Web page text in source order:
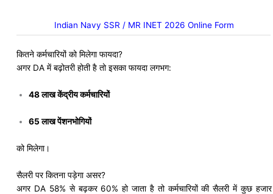
Indian Navy SSR / MR INET 2026 Online Form
कितने कर्मचारियों को मिलेगा फायदा?
अगर DA में बढ़ोतरी होती है तो इसका फायदा लगभग:
48 लाख केंद्रीय कर्मचारियों
65 लाख पेंशनभोगियों
को मिलेगा।
सैलरी पर कितना पड़ेगा असर?
अगर DA 58% से बढ़कर 60% हो जाता है तो कर्मचारियों की सैलरी में कुछ हजार